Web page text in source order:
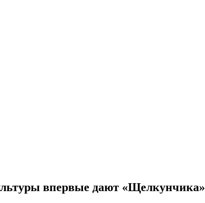
впервые дают «Щелкунчика»